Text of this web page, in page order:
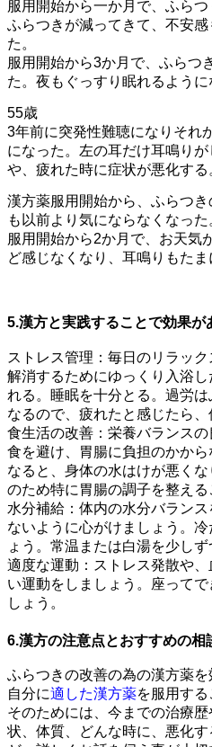
服用開始から一か月で、ふら
ふらつきが減ってきて、不安
た。
服用開始から3か月で、ふらつ
た。夜もぐっすり眠れるように
55歳
3年前に突発性難聴になりそれ
になった。左の耳だけ耳鳴り
や、疲れた時に症状が悪化する
漢方薬服用開始から、ふらつ
も以前より気にならなくなった
服用開始から2か月で、お天気
ど感じなくなり、耳鳴りもたま
5.漢方と実践することで効果が
ストレス管理：毎日のリラッ
解消するためにゆっくり入浴
れる。睡眠を十分とる。過労
なるので、疲れたと感じたら、
食生活の改善：栄養バランス
食を避け、胃腸に負担のかか
なると、身体の水はけが悪く
のため特に胃腸の調子を整える
水分補給：体内の水分バラン
ないように心がけましょう。
ょう。常温または白湯を少し
適度な運動：ストレス発散や
い運動をしましょう。座って
しょう。
6.漢方の注意点とおすすめの相
ふらつきの改善の為の漢方薬を
自分に適した漢方薬を服用する
そのためには、今までの治療
状、体質、どんな時に、悪化